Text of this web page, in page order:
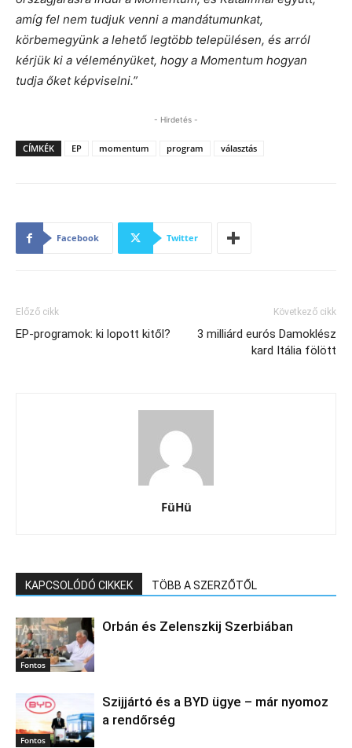
amíg fel nem tudjuk venni a mandátumunkat,
körbemegyünk a lehető legtöbb településen, és arról
kérjük ki a véleményüket, hogy a Momentum hogyan
tudja őket képviselni.”
- Hirdetés -
CÍMKÉK EP momentum program választás
Facebook Twitter
Előző cikk
EP-programok: ki lopott kitől?
Következő cikk
3 milliárd eurós Damoklész
kard Itália fölött
FüHü
KAPCSOLÓDÓ CIKKEK TÖBB A SZERZŐTŐL
Fontos
Orbán és Zelenszkij Szerbiában
Fontos
Szijjártó és a BYD ügye – már nyomoz
a rendőrség